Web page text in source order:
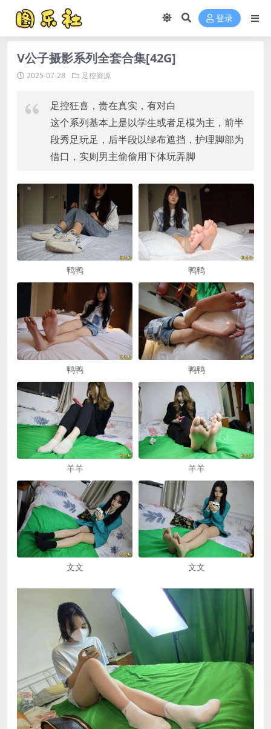
登录
V公子摄影系列全套合集[42G]
2025-07-28 足控资源
足控狂喜，贵在真实，有对白
这个系列基本上是以学生或者足模为主，前半
段秀足玩足，后半段以绿布遮挡，护理脚部为
借口，实则男主偷偷用下体玩弄脚
鸭鸭 鸭鸭
鸭鸭 鸭鸭
羊羊 羊羊
文文 文文